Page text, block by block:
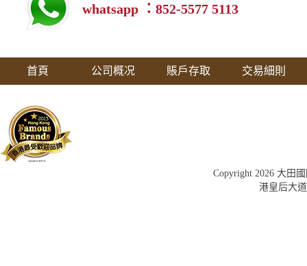
whatsapp ：852-5577 5113
首頁 公司概况 賬戶存取 交易細則
Copyright 2026 大田
港皇后大